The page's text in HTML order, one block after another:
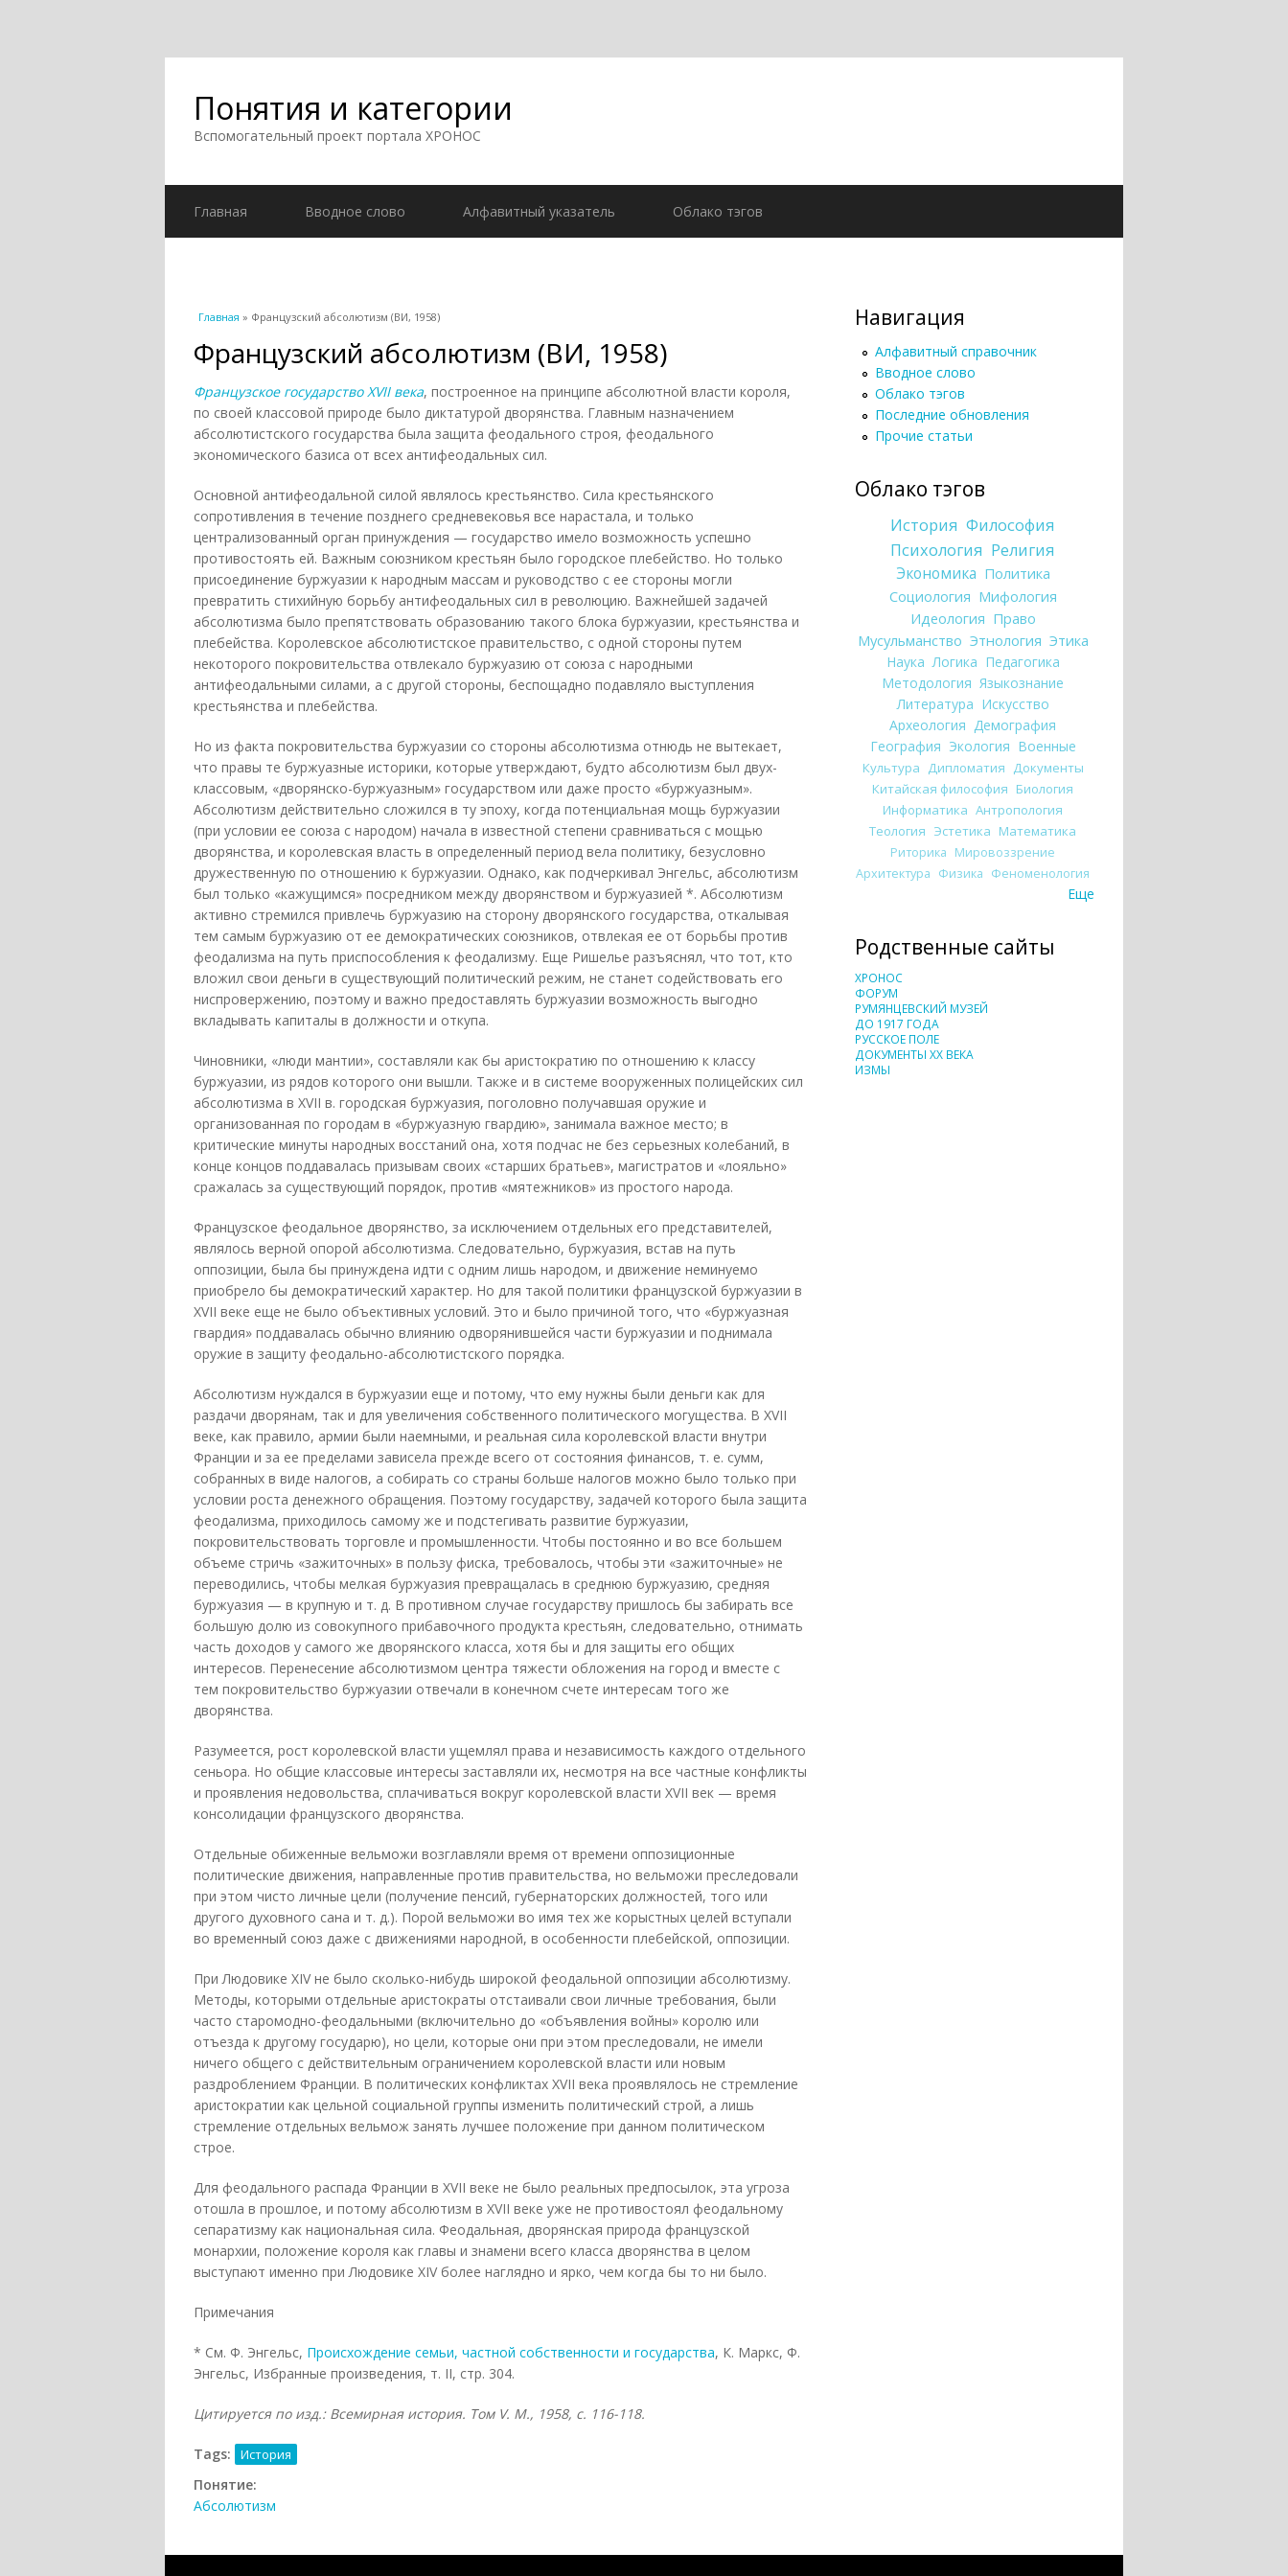
Понятия и категории
Вспомогательный проект портала ХРОНОС
Главная Вводное слово Алфавитный указатель Облако тэгов
Вы здесь
Главная » Французский абсолютизм (ВИ, 1958)
Французский абсолютизм (ВИ, 1958)
Французское государство XVII века, построенное на принципе абсолютной власти короля,
по своей классовой природе было диктатурой дворянства. Главным назначением
абсолютистского государства была защита феодального строя, феодального
экономического базиса от всех антифеодальных сил.
Основной антифеодальной силой являлось крестьянство. Сила крестьянского
сопротивления в течение позднего средневековья все нарастала, и только
централизованный орган принуждения — государство имело возможность успешно
противостоять ей. Важным союзником крестьян было городское плебейство. Но только
присоединение буржуазии к народным массам и руководство с ее стороны могли
превратить стихийную борьбу антифеодальных сил в революцию. Важнейшей задачей
абсолютизма было препятствовать образованию такого блока буржуазии, крестьянства и
плебейства. Королевское абсолютистское правительство, с одной стороны путем
некоторого покровительства отвлекало буржуазию от союза с народными
антифеодальными силами, а с другой стороны, беспощадно подавляло выступления
крестьянства и плебейства.
Но из факта покровительства буржуазии со стороны абсолютизма отнюдь не вытекает,
что правы те буржуазные историки, которые утверждают, будто абсолютизм был двух-
классовым, «дворянско-буржуазным» государством или даже просто «буржуазным».
Абсолютизм действительно сложился в ту эпоху, когда потенциальная мощь буржуазии
(при условии ее союза с народом) начала в известной степени сравниваться с мощью
дворянства, и королевская власть в определенный период вела политику, безусловно
дружественную по отношению к буржуазии. Однако, как подчеркивал Энгельс, абсолютизм
был только «кажущимся» посредником между дворянством и буржуазией *. Абсолютизм
активно стремился привлечь буржуазию на сторону дворянского государства, откалывая
тем самым буржуазию от ее демократических союзников, отвлекая ее от борьбы против
феодализма на путь приспособления к феодализму. Еще Ришелье разъяснял, что тот, кто
вложил свои деньги в существующий политический режим, не станет содействовать его
ниспровержению, поэтому и важно предоставлять буржуазии возможность выгодно
вкладывать капиталы в должности и откупа.
Чиновники, «люди мантии», составляли как бы аристократию по отношению к классу
буржуазии, из рядов которого они вышли. Также и в системе вооруженных полицейских сил
абсолютизма в XVII в. городская буржуазия, поголовно получавшая оружие и
организованная по городам в «буржуазную гвардию», занимала важное место; в
критические минуты народных восстаний она, хотя подчас не без серьезных колебаний, в
конце концов поддавалась призывам своих «старших братьев», магистратов и «лояльно»
сражалась за существующий порядок, против «мятежников» из простого народа.
Французское феодальное дворянство, за исключением отдельных его представителей,
являлось верной опорой абсолютизма. Следовательно, буржуазия, встав на путь
оппозиции, была бы принуждена идти с одним лишь народом, и движение неминуемо
приобрело бы демократический характер. Но для такой политики французской буржуазии в
XVII веке еще не было объективных условий. Это и было причиной того, что «буржуазная
гвардия» поддавалась обычно влиянию одворянившейся части буржуазии и поднимала
оружие в защиту феодально-абсолютистского порядка.
Абсолютизм нуждался в буржуазии еще и потому, что ему нужны были деньги как для
раздачи дворянам, так и для увеличения собственного политического могущества. В XVII
веке, как правило, армии были наемными, и реальная сила королевской власти внутри
Франции и за ее пределами зависела прежде всего от состояния финансов, т. е. сумм,
собранных в виде налогов, а собирать со страны больше налогов можно было только при
условии роста денежного обращения. Поэтому государству, задачей которого была защита
феодализма, приходилось самому же и подстегивать развитие буржуазии,
покровительствовать торговле и промышленности. Чтобы постоянно и во все большем
объеме стричь «зажиточных» в пользу фиска, требовалось, чтобы эти «зажиточные» не
переводились, чтобы мелкая буржуазия превращалась в среднюю буржуазию, средняя
буржуазия — в крупную и т. д. В противном случае государству пришлось бы забирать все
большую долю из совокупного прибавочного продукта крестьян, следовательно, отнимать
часть доходов у самого же дворянского класса, хотя бы и для защиты его общих
интересов. Перенесение абсолютизмом центра тяжести обложения на город и вместе с
тем покровительство буржуазии отвечали в конечном счете интересам того же
дворянства.
Разумеется, рост королевской власти ущемлял права и независимость каждого отдельного
сеньора. Но общие классовые интересы заставляли их, несмотря на все частные конфликты
и проявления недовольства, сплачиваться вокруг королевской власти XVII век — время
консолидации французского дворянства.
Отдельные обиженные вельможи возглавляли время от времени оппозиционные
политические движения, направленные против правительства, но вельможи преследовали
при этом чисто личные цели (получение пенсий, губернаторских должностей, того или
другого духовного сана и т. д.). Порой вельможи во имя тех же корыстных целей вступали
во временный союз даже с движениями народной, в особенности плебейской, оппозиции.
При Людовике XIV не было сколько-нибудь широкой феодальной оппозиции абсолютизму.
Методы, которыми отдельные аристократы отстаивали свои личные требования, были
часто старомодно-феодальными (включительно до «объявления войны» королю или
отъезда к другому государю), но цели, которые они при этом преследовали, не имели
ничего общего с действительным ограничением королевской власти или новым
раздроблением Франции. В политических конфликтах XVII века проявлялось не стремление
аристократии как цельной социальной группы изменить политический строй, а лишь
стремление отдельных вельмож занять лучшее положение при данном политическом
строе.
Для феодального распада Франции в XVII веке не было реальных предпосылок, эта угроза
отошла в прошлое, и потому абсолютизм в XVII веке уже не противостоял феодальному
сепаратизму как национальная сила. Феодальная, дворянская природа французской
монархии, положение короля как главы и знамени всего класса дворянства в целом
выступают именно при Людовике XIV более наглядно и ярко, чем когда бы то ни было.
Примечания
* См. Ф. Энгельс, Происхождение семьи, частной собственности и государства, К. Маркс, Ф.
Энгельс, Избранные произведения, т. II, стр. 304.
Цитируется по изд.: Всемирная история. Том V. М., 1958, с. 116-118.
Tags: История
Понятие:
Абсолютизм
Навигация
Алфавитный справочник
Вводное слово
Облако тэгов
Последние обновления
Прочие статьи
Облако тэгов
История Философия
Психология Религия
Экономика Политика
Социология Мифология
Идеология Право
Мусульманство Этнология Этика
Наука Логика Педагогика
Методология Языкознание
Литература Искусство
Археология Демография
География Экология Военные
Культура Дипломатия Документы
Китайская философия Биология
Информатика Антропология
Теология Эстетика Математика
Риторика Мировоззрение
Архитектура Физика Феноменология
Еще
Родственные сайты
ХРОНОС
ФОРУМ
РУМЯНЦЕВСКИЙ МУЗЕЙ
ДО 1917 ГОДА
РУССКОЕ ПОЛЕ
ДОКУМЕНТЫ XX ВЕКА
ИЗМЫ